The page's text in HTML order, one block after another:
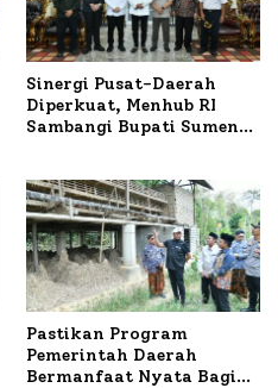
Sinergi Pusat-Daerah
Diperkuat, Menhub RI
Sambangi Bupati Sumenep
Pastikan Program
Pemerintah Daerah
Bermanfaat Nyata Bagi